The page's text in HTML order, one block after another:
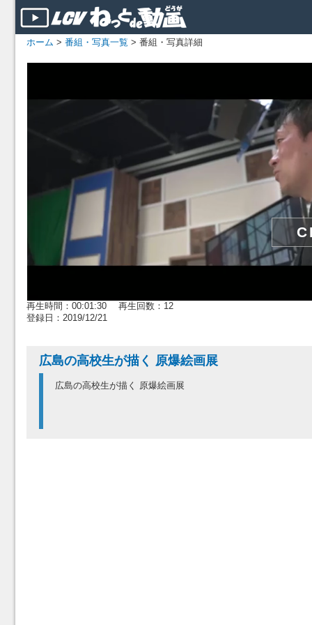
ホーム > 番組・写真一覧 > 番組・写真詳細
再生時間：00:01:30 再生回数：12
登録日：2019/12/21
広島の高校生が描く 原爆絵画展
広島の高校生が描く 原爆絵画展